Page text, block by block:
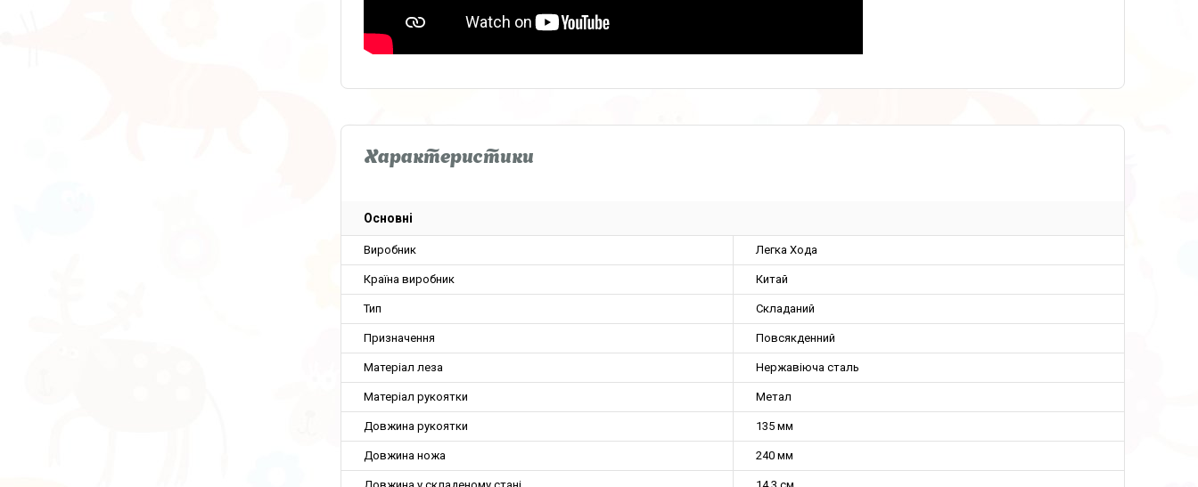
Характеристики
Основні
Виробник Легка Хода
Країна виробник Китай
Тип Складаний
Призначення Повсякденний
Матеріал леза Нержавіюча сталь
Матеріал рукоятки Метал
Довжина рукоятки 135 мм
Довжина ножа 240 мм